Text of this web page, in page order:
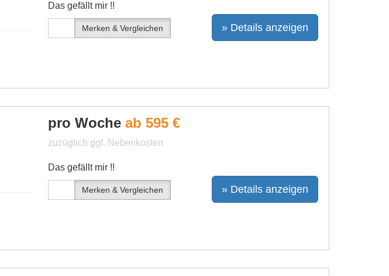
Das gefällt mir !!
Merken & Vergleichen » Details anzeigen
pro Woche ab 595 €
zuzüglich ggf. Nebenkosten
Das gefällt mir !!
Merken & Vergleichen » Details anzeigen